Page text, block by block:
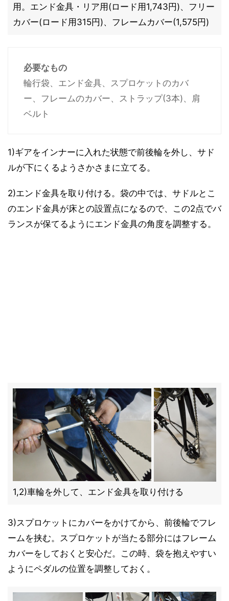
用。エンド金具・リア用(ロード用1,743円)、フリー
カバー(ロード用315円)、フレームカバー(1,575円)
必要なもの
輪行袋、エンド金具、スプロケットのカバ
ー、フレームのカバー、ストラップ(3本)、肩
ベルト
1)ギアをインナーに入れた状態で前後輪を外し、サド
ルが下にくるようさかさまに立てる。
2)エンド金具を取り付ける。袋の中では、サドルとこ
のエンド金具が床との設置点になるので、この2点でバ
ランスが保てるようにエンド金具の角度を調整する。
1,2)車輪を外して、エンド金具を取り付ける
3)スプロケットにカバーをかけてから、前後輪でフレ
ームを挟む。スプロケットが当たる部分にはフレーム
カバーをしておくと安心だ。この時、袋を抱えやすい
ようにペダルの位置を調整しておく。